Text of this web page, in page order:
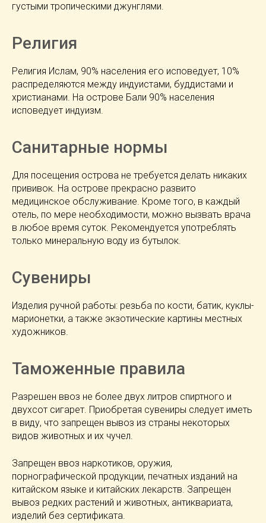
густыми тропическими джунглями.
Религия
Религия Ислам, 90% населения его исповедует, 10%
распределяются между индуистами, буддистами и
христианами. На острове Бали 90% населения
исповедует индуизм.
Санитарные нормы
Для посещения острова не требуется делать никаких
прививок. На острове прекрасно развито
медицинское обслуживание. Кроме того, в каждый
отель, по мере необходимости, можно вызвать врача
в любое время суток. Рекомендуется употреблять
только минеральную воду из бутылок.
Сувениры
Изделия ручной работы: резьба по кости, батик, куклы-
марионетки, а также экзотические картины местных
художников.
Таможенные правила
Разрешен ввоз не более двух литров спиртного и
двухсот сигарет. Приобретая сувениры следует иметь
в виду, что запрещен вывоз из страны некоторых
видов животных и их чучел.
Запрещен ввоз наркотиков, оружия,
порнографической продукции, печатных изданий на
китайском языке и китайских лекарств. Запрещен
вывоз редких растений и животных, антиквариата,
изделий без сертификата.